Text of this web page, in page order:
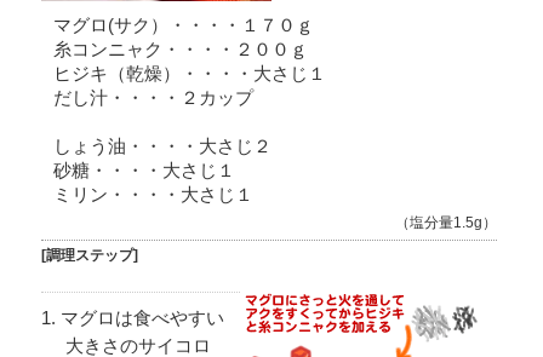
マグロ(サク）・・・・１７０ｇ
糸コンニャク・・・・２００ｇ
ヒジキ（乾燥）・・・・大さじ１
だし汁・・・・２カップ
しょう油・・・・大さじ２
砂糖・・・・大さじ１
ミリン・・・・大さじ１
（塩分量1.5g）
[調理ステップ]
マグロは食べやすい
大きさのサイコロ